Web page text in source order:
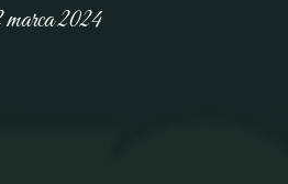
marca 2024